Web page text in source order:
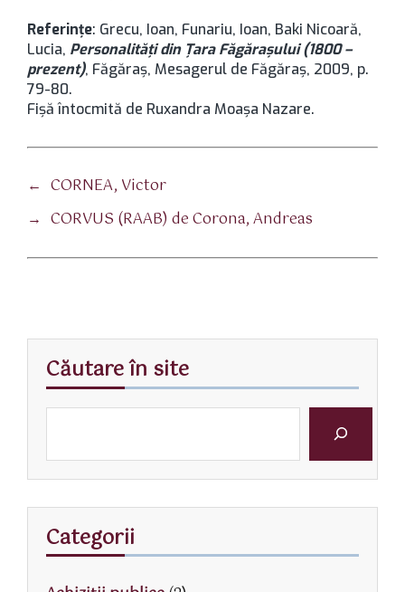
Referințe: Grecu, Ioan, Funariu, Ioan, Baki Nicoară,
Lucia, Personalități din Țara Făgărașului (1800 –
prezent), Făgăraș, Mesagerul de Făgăraș, 2009, p.
79-80.
Fișă întocmită de Ruxandra Moașa Nazare.
← CORNEA, Victor
→ CORVUS (RAAB) de Corona, Andreas
Căutare în site
Categorii